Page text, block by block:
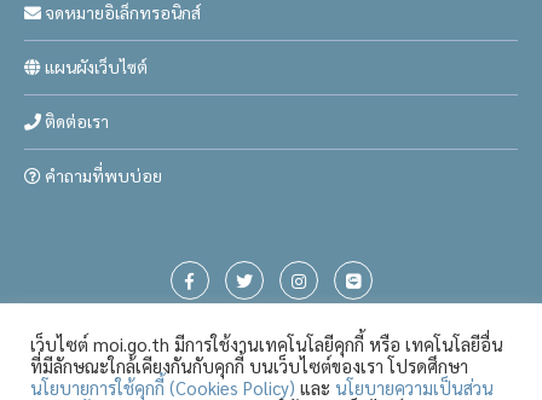
จดหมายอิเล็กทรอนิกส์
แผนผังเว็บไซต์
ติดต่อเรา
คำถามที่พบบ่อย
เว็บไซต์ moi.go.th มีการใช้งานเทคโนโลยีคุกกี้ หรือ เทคโนโลยีอื่น
ที่มีลักษณะใกล้เคียงกันกับคุกกี้ บนเว็บไซต์ของเรา โปรดศึกษา
นโยบายการใช้คุกกี้ (Cookies Policy) และ นโยบายความเป็นส่วน